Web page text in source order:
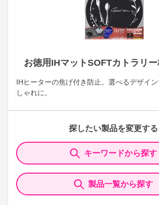
お徳用IHマットSOFTカトラリ
IHヒーターの焦げ付き防止。選べるデザイ
しゃれに。
探したい製品を変更する
キーワードから探す
製品一覧から探す